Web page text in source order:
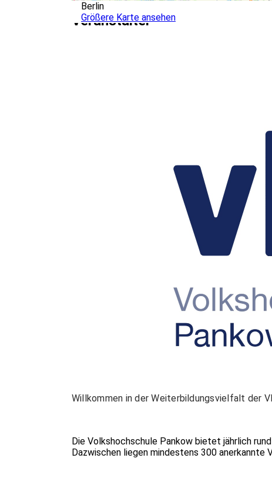
Berlin
Größere Karte ansehen
Veranstalter
Willkommen in der Weiterbildungsvielfalt der
Die Volkshochschule Pankow bietet jährlich
Dazwischen liegen mindestens 300 anerkannte